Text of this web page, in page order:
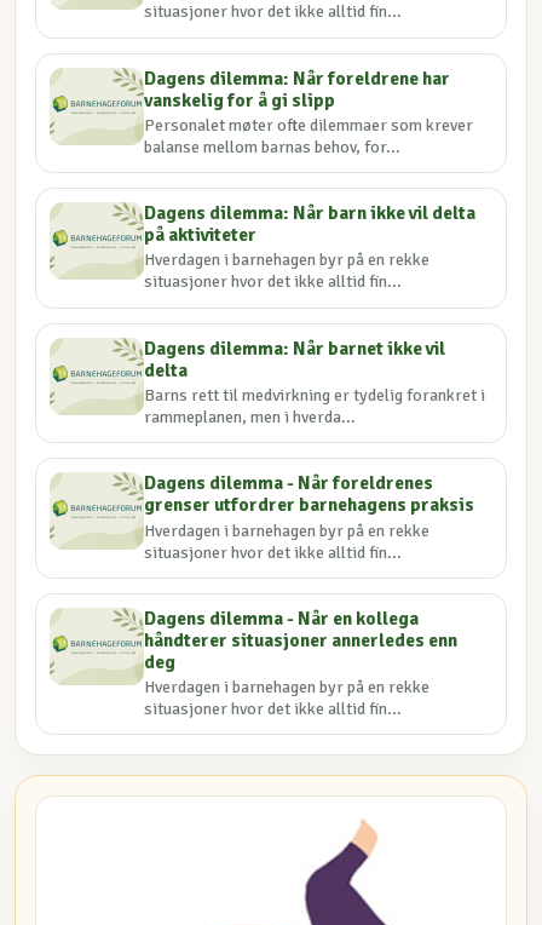
situasjoner hvor det ikke alltid fin...
Dagens dilemma: Når foreldrene har
vanskelig for å gi slipp
Personalet møter ofte dilemmaer som krever
balanse mellom barnas behov, for...
Dagens dilemma: Når barn ikke vil delta
på aktiviteter
Hverdagen i barnehagen byr på en rekke
situasjoner hvor det ikke alltid fin...
Dagens dilemma: Når barnet ikke vil
delta
Barns rett til medvirkning er tydelig forankret i
rammeplanen, men i hverda...
Dagens dilemma - Når foreldrenes
grenser utfordrer barnehagens praksis
Hverdagen i barnehagen byr på en rekke
situasjoner hvor det ikke alltid fin...
Dagens dilemma - Når en kollega
håndterer situasjoner annerledes enn
deg
Hverdagen i barnehagen byr på en rekke
situasjoner hvor det ikke alltid fin...